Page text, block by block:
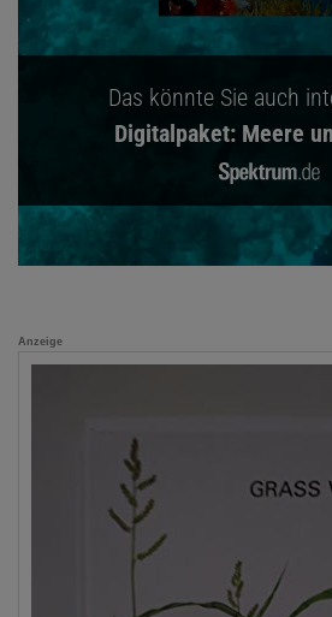
Das könnte Sie auch
Digitalpaket: Meere
Anzeige